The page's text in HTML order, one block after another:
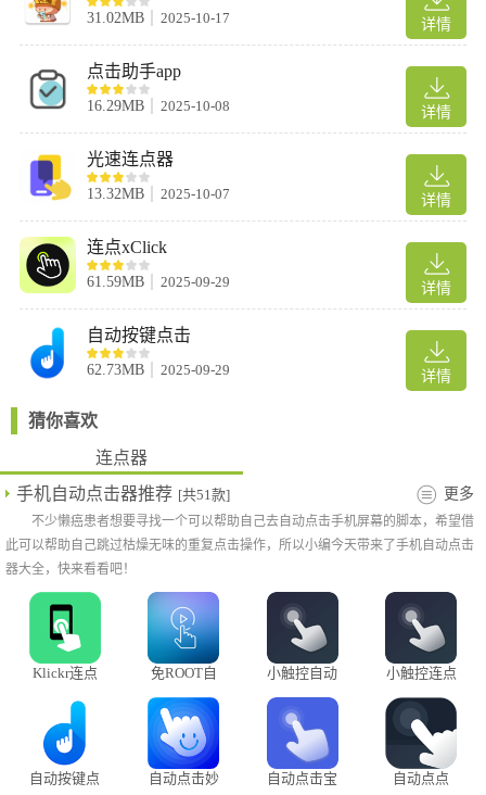
详情
31.02MB 2025-10-17
详情
点击助手app
16.29MB 2025-10-08
详情
光速连点器
13.32MB 2025-10-07
详情
连点xClick
61.59MB 2025-09-29
详情
自动按键点击
62.73MB 2025-09-29
猜你喜欢
连点器
手机自动点击器推荐 [共51款] 更多
不少懒癌患者想要寻找一个可以帮助自己去自动点击手机屏幕的脚本，希望借
此可以帮助自己跳过枯燥无味的重复点击操作，所以小编今天带来了手机自动点击
器大全，快来看看吧！
Klickr连点
免ROOT自
小触控自动
小触控连点
自动按键点
自动点击妙
自动点击宝
自动点点